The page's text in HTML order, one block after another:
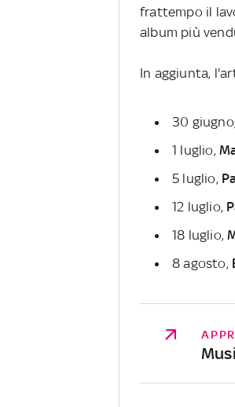
frattempo il
album più
In aggiunta,
30
1 luglio,
5 luglio,
12 luglio,
18 luglio,
8 agosto,